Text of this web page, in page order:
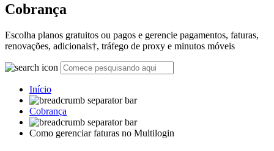
Cobrança
Escolha planos gratuitos ou pagos e gerencie pagamentos, faturas,
renovações, adicionais†, tráfego de proxy e minutos móveis
Início
Cobrança
Como gerenciar faturas no Multilogin